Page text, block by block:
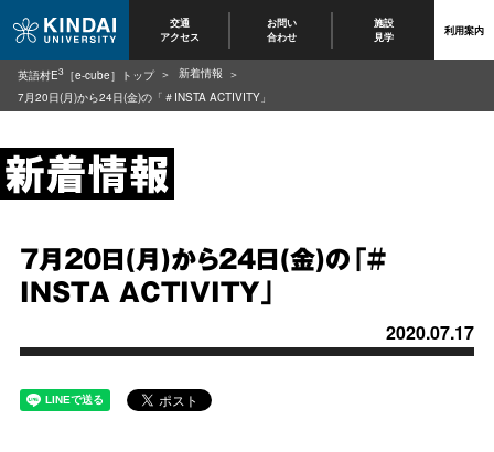
交通
アクセス
お問い
合わせ
施設
見学 利用案内
7月20日(月)から24日(金)の「＃
INSTA ACTIVITY」
2020.07.17
英語村E3 ［e-cube］トップ
新着情報
7月20日(月)から24日(金)の「＃INSTA ACTIVITY」